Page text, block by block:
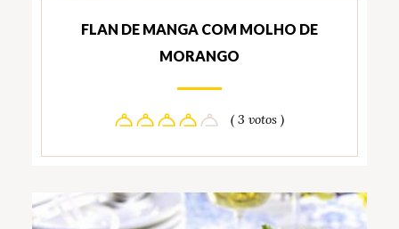
FLAN DE MANGA COM MOLHO DE
MORANGO
( 3 votos )